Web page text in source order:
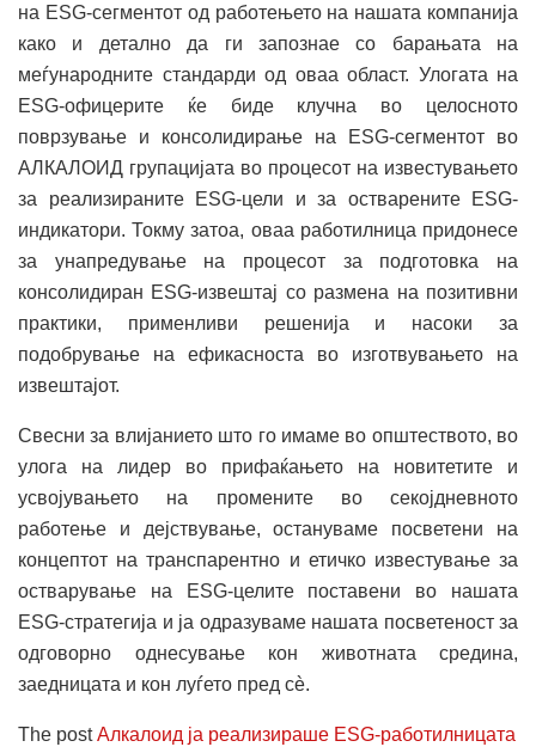
на ESG-сегментот oд работењето на нашата компанија
како и детално да ги запознае со барањата на
меѓународните стандарди од оваа област. Улогата на
ESG-офицерите ќе биде клучна во целосното
поврзување и консолидирање на ESG-сегментот во
АЛКАЛОИД групацијата во процесот на известувањето
за реализираните ESG-цели и за остварените ESG-
индикатори. Токму затоа, оваа работилница придонесе
за унапредување на процесот за подготовка на
консолидиран ESG-извештај со размена на позитивни
практики, применливи решенија и насоки за
подобрување на ефикасноста во изготвувањето на
извештајот.
Свесни за влијанието што го имаме во општеството, во
улога на лидер во прифаќањето на новитетите и
усвојувањето на промените во секојдневното
работење и дејствување, остануваме посветени на
концептот на транспарентно и етичко известување за
остварување на ESG-целите поставени во нашата
ESG-стратегија и ја одразуваме нашата посветеност за
одговорно однесување кон животната средина,
заедницата и кон луѓето пред сè.
The postАлкалоид ја реализираше ESG-работилницата